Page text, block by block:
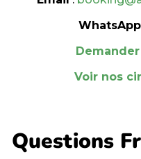
WhatsApp
Voir nos
Questions